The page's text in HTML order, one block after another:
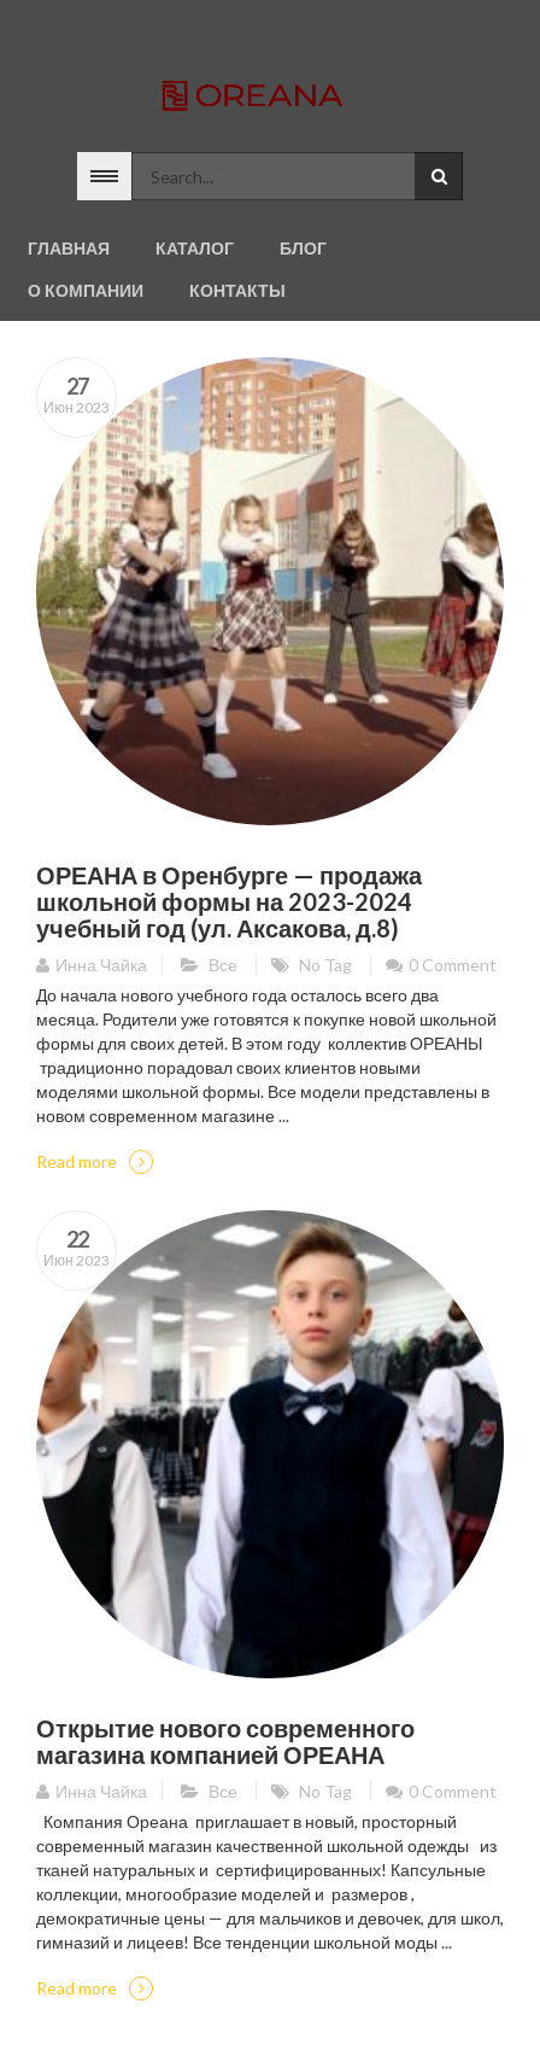
ГЛАВНАЯ КАТАЛОГ БЛОГ
О КОМПАНИИ КОНТАКТЫ
27
Июн 2023
ОРЕАНА в Оренбурге — продажа
школьной формы на 2023-2024
учебный год (ул. Аксакова, д.8)
Инна Чайка Все No Tag
0 Comment
До начала нового учебного года осталось всего два
месяца. Родители уже готовятся к покупке новой школьной
формы для своих детей. В этом году коллектив ОРЕАНЫ
традиционно порадовал своих клиентов новыми
моделями школьной формы. Все модели представлены в
новом современном магазине ...
Read more
22
Июн 2023
Открытие нового современного
магазина компанией ОРЕАНА
Инна Чайка Все No Tag
0 Comment
Компания Ореана приглашает в новый, просторный
современный магазин качественной школьной одежды из
тканей натуральных и сертифицированных! Капсульные
коллекции, многообразие моделей и размеров ,
демократичные цены — для мальчиков и девочек, для школ,
гимназий и лицеев! Все тенденции школьной моды ...
Read more